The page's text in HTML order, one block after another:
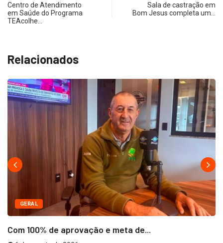
Centro de Atendimento
em Saúde do Programa
TEAcolhe…
Sala de castração em
Bom Jesus completa um…
Relacionados
GERAL
Com 100% de aprovação e meta de...